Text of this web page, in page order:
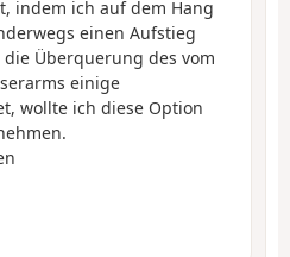
indem ich auf dem Hang
einen Aufstieg
Überquerung des vom
einige
wollte ich diese Option